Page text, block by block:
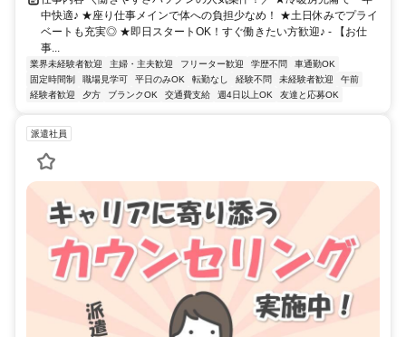
中快適♪ ★座り仕事メインで体への負担少なめ！ ★土日休みでプライ
ベートも充実◎ ★即日スタートOK！すぐ働きたい方歓迎♪ - 【お仕
事...
業界未経験者歓迎 主婦・主夫歓迎 フリーター歓迎 学歴不問
車通勤OK
固定時間制
職場見学可 平日のみOK 転勤なし 経験不問 未経験者歓迎
午前
経験者歓迎
夕方 ブランクOK 交通費支給 週4日以上OK 友達と応募OK
派遣社員